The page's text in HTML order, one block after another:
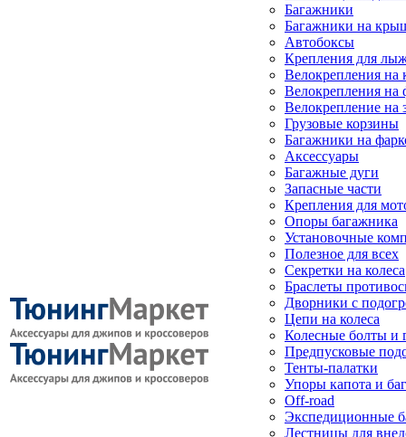
Багажники
Багажники на
Автобоксы
Крепления для
Велокрепления
Велокрепления на
Велокрепление на
Грузовые корзины
Багажники на
Аксессуары
Багажные дуги
Запасные части
Крепления для
Опоры багажника
Установочные
Полезное для всех
Секретки на колеса
Браслеты
Дворники с
Цепи на колеса
Колесные болты и
Предпусковые
Тенты-палатки
Упоры капота и
Off-road
Экспедиционные
Лестницы для